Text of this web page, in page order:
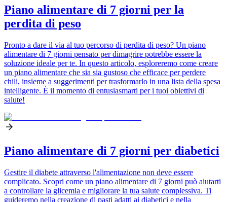
Piano alimentare di 7 giorni per la
perdita di peso
Pronto a dare il via al tuo percorso di perdita di peso? Un piano
alimentare di 7 giorni pensato per dimagrire potrebbe essere la
soluzione ideale per te. In questo articolo, esploreremo come creare
un piano alimentare che sia sia gustoso che efficace per perdere
chili, insieme a suggerimenti per trasformarlo in una lista della spesa
intelligente. È il momento di entusiasmarti per i tuoi obiettivi di
salute!
Piano alimentare di 7 giorni per diabetici
Gestire il diabete attraverso l'alimentazione non deve essere
complicato. Scopri come un piano alimentare di 7 giorni può aiutarti
a controllare la glicemia e migliorare la tua salute complessiva. Ti
guideremo nella creazione di pasti adatti ai diabetici e nella